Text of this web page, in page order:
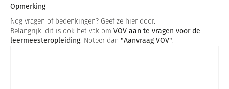
Opmerking
Nog vragen of bedenkingen? Geef ze hier door.
Belangrijk: dit is ook het vak om VOV aan te vragen voor de
leermeesteropleiding. Noteer dan "Aanvraag VOV".